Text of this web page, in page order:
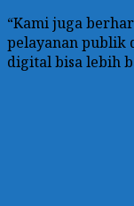
“Kami juga
pelayanan publik
digital bisa lebih